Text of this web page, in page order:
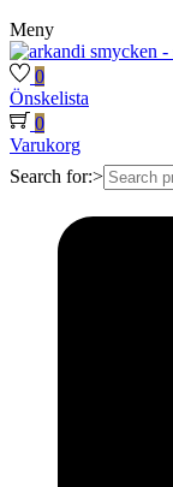
Meny
0
Önskelista
0
Varukorg
Search for:>